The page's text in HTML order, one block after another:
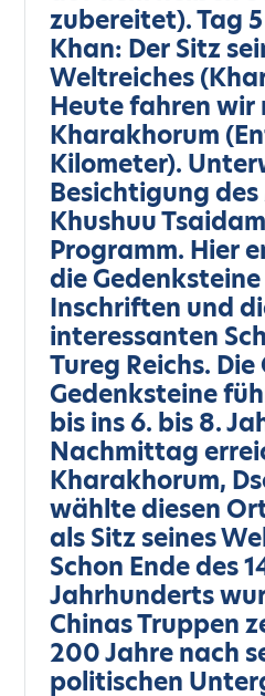
zubereitet). Tag
Khan: Der Sitz
Weltreiches
Heute fahren wir
Kharakhorum
Kilometer).
Besichtigung des
Khushuu
Programm. Hier
die
Inschriften und
interessanten
Tureg Reichs.
Gedenksteine
bis ins 6. bis 8.
Nachmittag
Kharakhorum,
wählte diesen
als Sitz seines
Schon Ende des
Jahrhunderts
Chinas Truppen
200 Jahre nach
politischen